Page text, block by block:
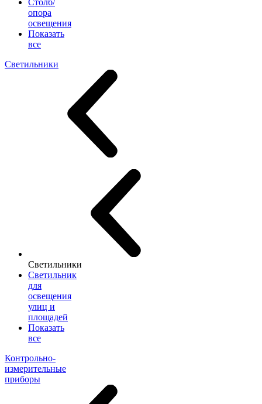
Столб/
опора
освещения
Показать
все
Светильники
Светильники
Светильник
для
освещения
улиц и
площадей
Показать
все
Контрольно-
измерительные
приборы